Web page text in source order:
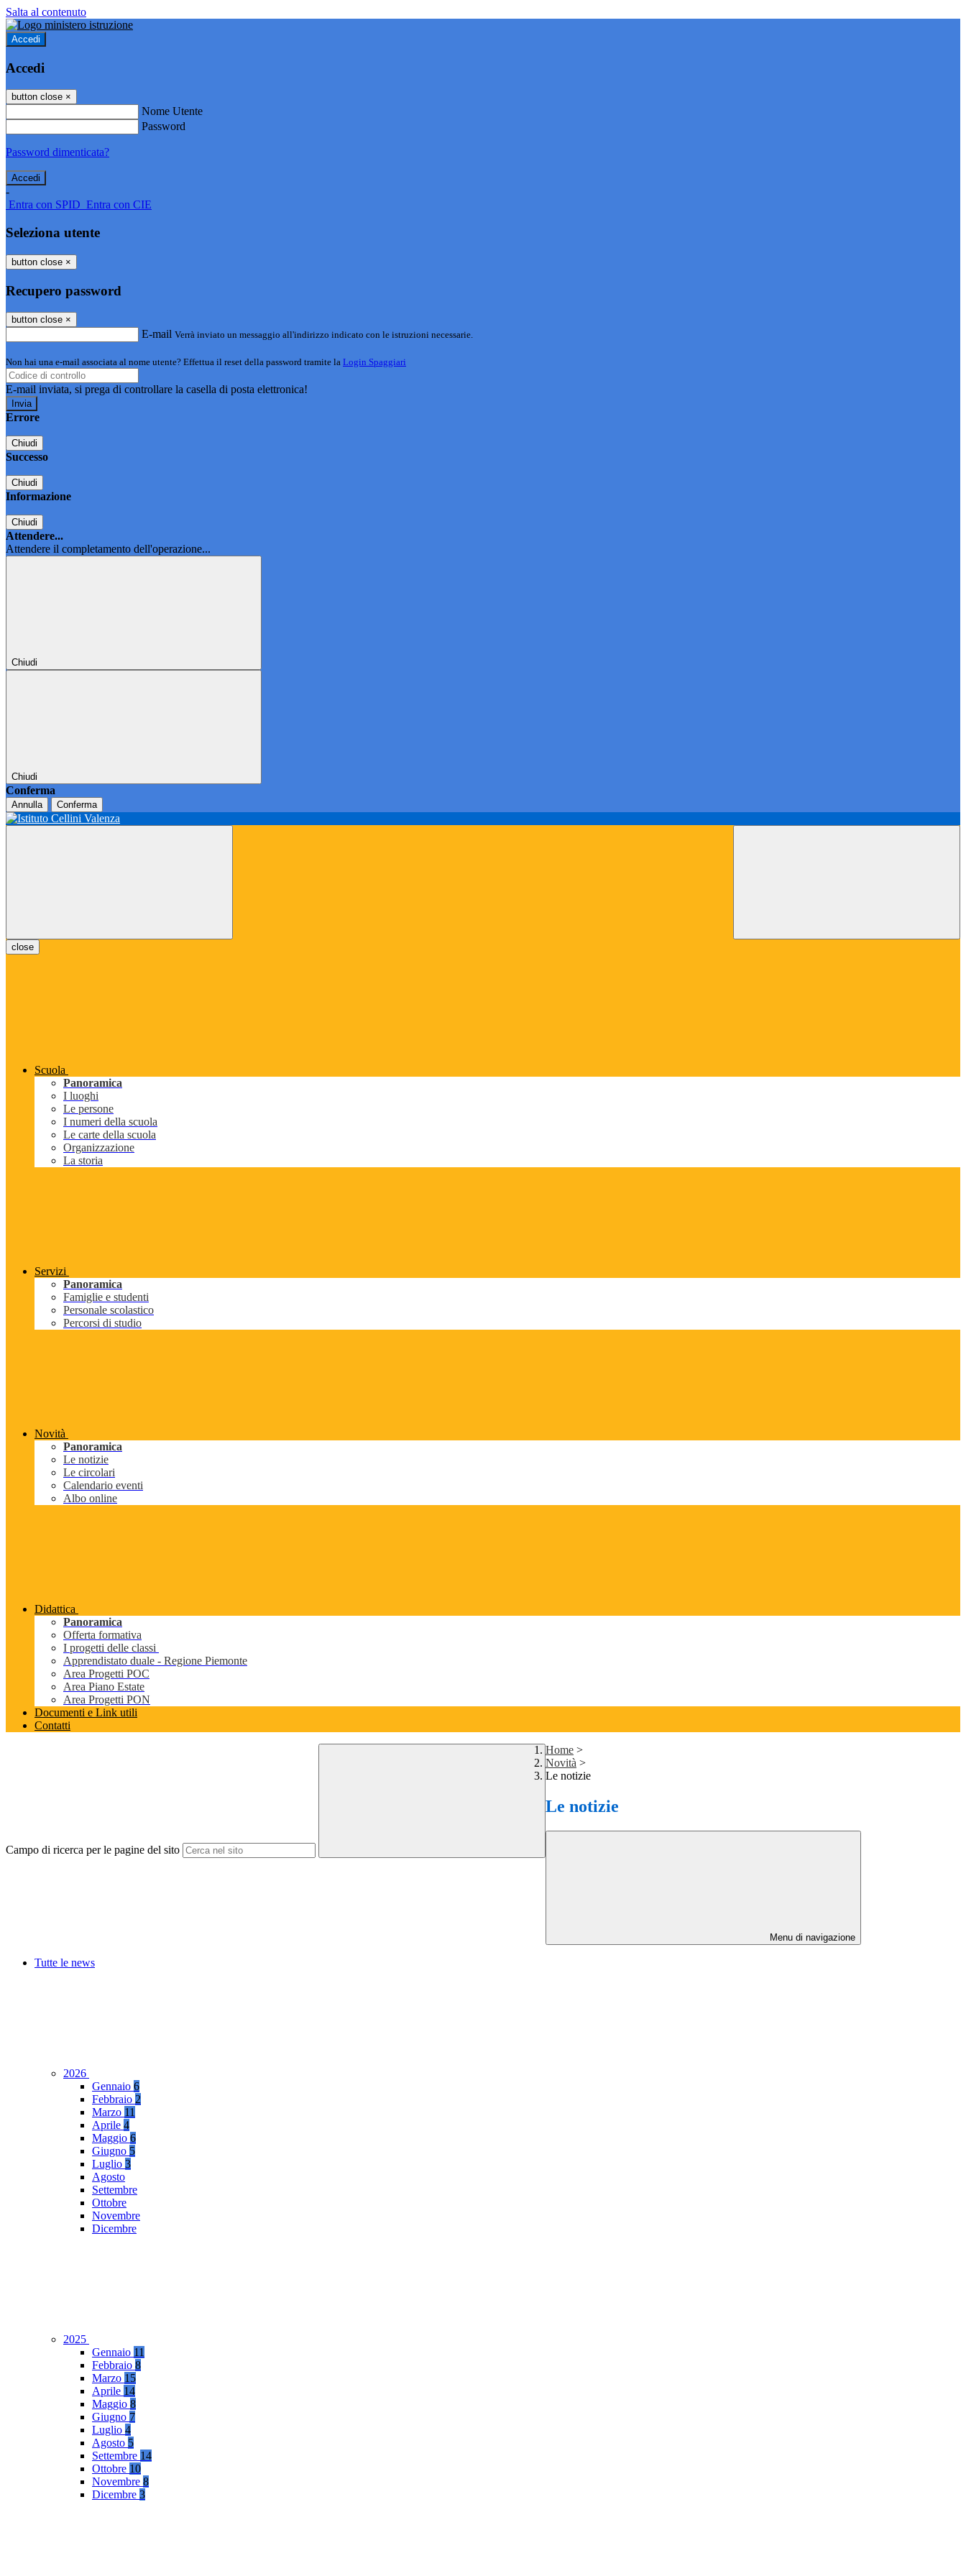
Salta al contenuto
Accedi
Accedi
button close ×
Nome Utente
Password
Password dimenticata?
-
Entra con SPID Entra con CIE
Seleziona utente
button close ×
Recupero password
button close ×
E-mail Verrà inviato un messaggio all'indirizzo indicato con le istruzioni necessarie.
Non hai una e-mail associata al nome utente? Effettua il reset della password tramite la Login Spaggiari
E-mail inviata, si prega di controllare la casella di posta elettronica!
Errore
Chiudi
Successo
Chiudi
Informazione
Chiudi
Attendere...
Attendere il completamento dell'operazione...
Chiudi
Chiudi
Conferma
Annulla Conferma
close
Scuola
Panoramica
I luoghi
Le persone
I numeri della scuola
Le carte della scuola
Organizzazione
La storia
Servizi
Panoramica
Famiglie e studenti
Personale scolastico
Percorsi di studio
Novità
Panoramica
Le notizie
Le circolari
Calendario eventi
Albo online
Didattica
Panoramica
Offerta formativa
I progetti delle classi
Apprendistato duale - Regione Piemonte
Area Progetti POC
Area Piano Estate
Area Progetti PON
Documenti e Link utili
Contatti
Campo di ricerca per le pagine del sito
Home >
Novità >
Le notizie
Le notizie
Menu di navigazione
Tutte le news
2026
Gennaio 6
Febbraio 2
Marzo 11
Aprile 4
Maggio 6
Giugno 5
Luglio 3
Agosto
Settembre
Ottobre
Novembre
Dicembre
2025
Gennaio 11
Febbraio 8
Marzo 15
Aprile 14
Maggio 8
Giugno 7
Luglio 4
Agosto 5
Settembre 14
Ottobre 10
Novembre 8
Dicembre 3